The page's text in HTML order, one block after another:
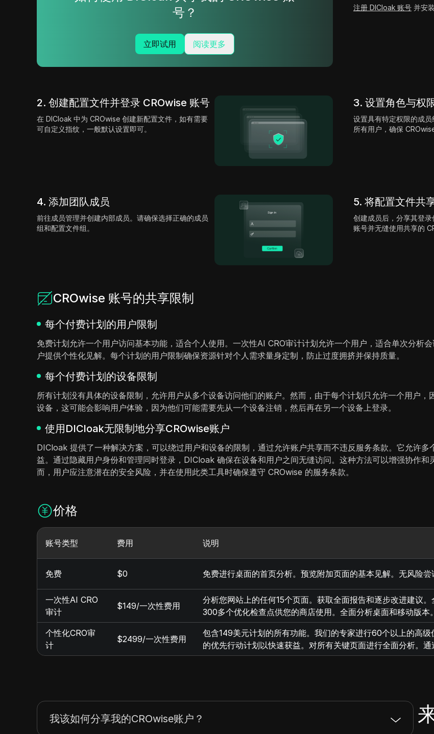
号？
立即试用 阅读更多
注册 DICloak 账号 并安
2. 创建配置文件并登录 CROwise 账号
在 DICloak 中为 CROwise 创建新配置文件，如有需要
可自定义指纹，一般默认设置即可。
3. 设置角色与权
设置具有特定权限的成
所有用户，确保
4. 添加团队成员
前往成员管理并创建内部成员。请确保选择正确的成员
组和配置文件组。
5. 将配置文件共
创建成员后，分享其登
账号并无缝使用共享的
CROwise 账号的共享限制
每个付费计划的用户限制
免费计划允许一个用户访问基本功能，适合个人使用。一次性AI CRO审计计划允许一个用户，适合单次分析
户提供个性化见解。每个计划的用户限制确保资源针对个人需求量身定制，防止过度拥挤并保持质量。
每个付费计划的设备限制
所有计划没有具体的设备限制，允许用户从多个设备访问他们的账户。然而，由于每个计划只允许一个用户
设备，这可能会影响用户体验，因为他们可能需要先从一个设备注销，然后再在另一个设备上登录。
使用DICloak无限制地分享CROwise账户
DICloak 提供了一种解决方案，可以绕过用户和设备的限制，通过允许账户共享而不违反服务条款。它允许
益。通过隐藏用户身份和管理同时登录，DICloak 确保在设备和用户之间无缝访问。这种方法可以增强协作
而，用户应注意潜在的安全风险，并在使用此类工具时确保遵守 CROwise 的服务条款。
价格
账号类型 费用 说明
免费 $0 免费进行桌面的首页分析。预览附加页面的基本见解。无风险
一次性AI CRO
审计
$149/一次性费用
分析您网站上的任何15个页面。获取全面报告和逐步改进建议
300多个优化检查点供您的商店使用。全面分析桌面和移动版本
个性化CRO审
计
$2499/一次性费用
包含149美元计划的所有功能。我们的专家进行60个以上的高
的优先行动计划以快速获益。对所有关键页面进行全面分析。通
我该如何分享我的CROwise账户？